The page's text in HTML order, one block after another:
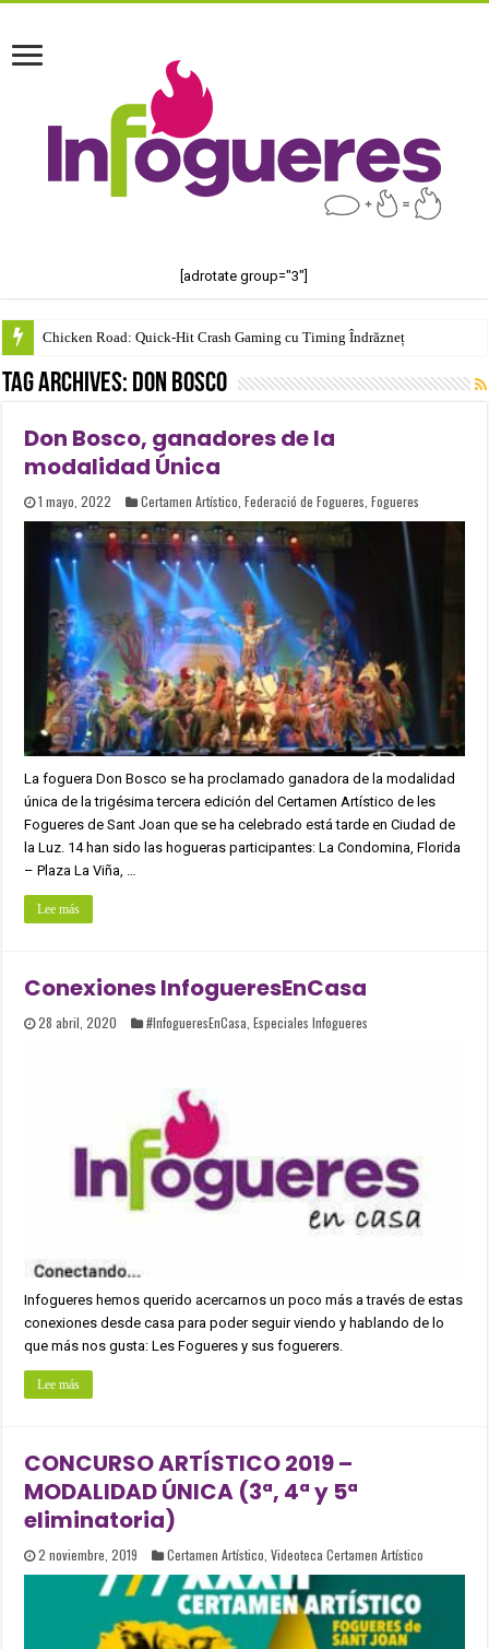
[adrotate group="3"]
Chicken Road: Quick‑Hit Crash Gaming cu Timing Îndrăzneț
Tag Archives: Don Bosco
Don Bosco, ganadores de la
modalidad Única
1 mayo, 2022 Certamen Artístico ,Federació de Fogueres ,Fogueres
La foguera Don Bosco se ha proclamado ganadora de la modalidad
única de la trigésima tercera edición del Certamen Artístico de les
Fogueres de Sant Joan que se ha celebrado está tarde en Ciudad de
la Luz. 14 han sido las hogueras participantes: La Condomina, Florida
– Plaza La Viña, …
Lee más
Conexiones InfogueresEnCasa
28 abril, 2020 #InfogueresEnCasa ,Especiales Infogueres
Infogueres hemos querido acercarnos un poco más a través de estas
conexiones desde casa para poder seguir viendo y hablando de lo
que más nos gusta: Les Fogueres y sus foguerers.
Lee más
CONCURSO ARTÍSTICO 2019 –
MODALIDAD ÚNICA (3ª, 4ª y 5ª
eliminatoria)
2 noviembre, 2019 Certamen Artístico ,Videoteca Certamen Artístico